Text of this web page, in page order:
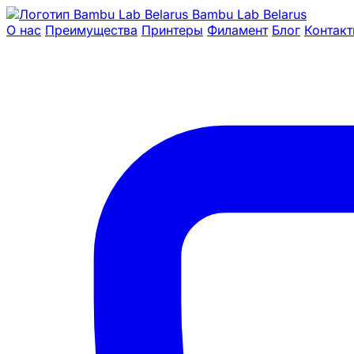
Bambu Lab Belarus
О нас Преимущества Принтеры Филамент Блог